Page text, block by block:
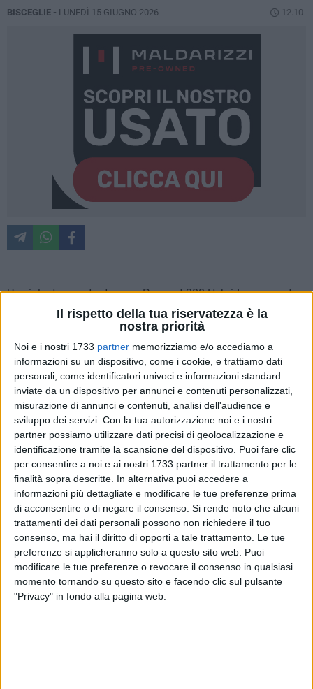
Il rispetto della tua riservatezza è la
nostra priorità
Noi e i nostri 1733 partner memorizziamo e/o accediamo a
informazioni su un dispositivo, come i cookie, e trattiamo dati
personali, come identificatori univoci e informazioni standard
inviate da un dispositivo per annunci e contenuti personalizzati,
misurazione di annunci e contenuti, analisi dell'audience e
sviluppo dei servizi. Con la tua autorizzazione noi e i nostri
partner possiamo utilizzare dati precisi di geolocalizzazione e
identificazione tramite la scansione del dispositivo. Puoi fare clic
per consentire a noi e ai nostri 1733 partner il trattamento per le
finalità sopra descritte. In alternativa puoi accedere a
informazioni più dettagliate e modificare le tue preferenze prima
di acconsentire o di negare il consenso. Si rende noto che alcuni
trattamenti dei dati personali possono non richiedere il tuo
consenso, ma hai il diritto di opporti a tale trattamento. Le tue
preferenze si applicheranno solo a questo sito web. Puoi
modificare le tue preferenze o revocare il consenso in qualsiasi
momento tornando su questo sito e facendo clic sul pulsante
"Privacy" in fondo alla pagina web.
BISCEGLIE - LUNEDÌ 15 GIUGNO 2026 12.10
Un violento scontro tra una Peugeot 308 Hybrid e una moto
Harley, per cause ancora tutte da accertare, ha provocato la
morte di un uomo biscegliese di 47 anni, Carlo Gramegna,
poco dopo le ore 11:30 di lunedì 15 giugno.
L'impatto è avvenuto sulla strada di carrara Enziteto, nelle
vicinanze della zona artigianale est. Il giovane conducente
(21 anni) dell'auto, distrutta nella parte anteriore, è stato
trasportato in ospedale per accertamenti. C'è anche un terzo
mezzo coinvolto guidato da un biscegliese di 56 anni illeso:
la Jaecoo nera ha riportato solo danni al vetro del finestrino
sinistro posteriore.
Sul posto sono intervenuti le pattuglie della polizia locale di
Bisceglie e mezzi del soccorso stradale. Per la vittima non
c'è stato niente da fare: sarebbe morto praticamente sul
colpo. Gli agenti indagano per ricostruire l'esatta dinamica
dell'incidente mortale.